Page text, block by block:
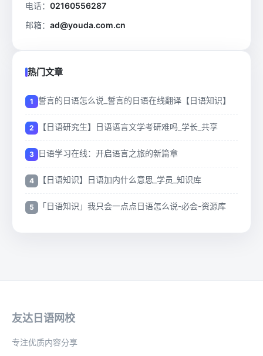
电话： 02160556287
邮箱： ad@youda.com.cn
热门文章
誓言的日语怎么说_誓言的日语在线翻译【日语知识】
【日语研究生】日语语言文学考研难吗_学长_共享
日语学习在线：开启语言之旅的新篇章
【日语知识】日语加内什么意思_学员_知识库
「日语知识」我只会一点点日语怎么说-必会-资源库
友达日语网校
专注优质内容分享